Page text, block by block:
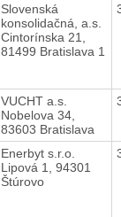
Slovenská
konsolidačná, a.s.
Cintorínska 21,
81499 Bratislava 1
VUCHT a.s.
Nobelova 34,
83603 Bratislava
Enerbyt s.r.o.
Lipová 1, 94301
Štúrovo